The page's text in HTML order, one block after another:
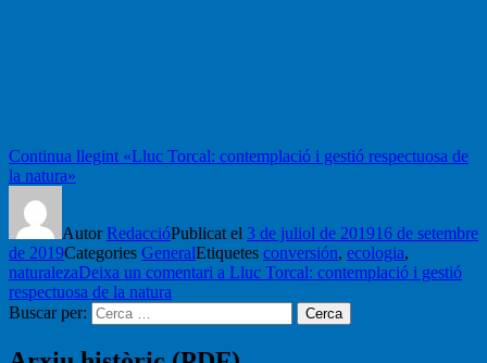
Continua llegint «Lluc Torcal: contemplació i gestió respectuosa de
la natura»
AutorRedaccióPublicat el 3 de juliol de 201916 de setembre
de 2019Categories GeneralEtiquetes conversión, ecologia,
naturalezaDeixa un comentari a Lluc Torcal: contemplació i gestió
respectuosa de la natura
Buscar per:
Cerca